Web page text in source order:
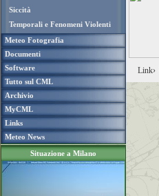
Siccità
Temporali e Fenomeni Violenti
Meteo Fotografia
Documenti
Software
Tutto sul CML
Archivio
MyCML
Links
Meteo News
Situazione a Milano
Link›